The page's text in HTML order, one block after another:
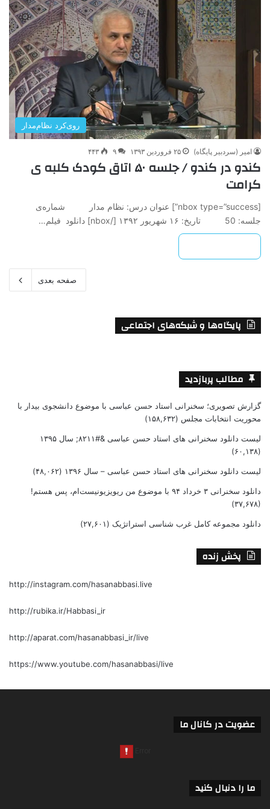
روی‌کرد نظام‌مدار
امیر (سردبیر پایگاه) ۲۵ فروردین ۱۳۹۳ ۹ ۴۴۳
کندو در کندو / جلسه ۵۰ اتاق کودک کلبه ی
کرامت
[nbox type=”success”] عنوان درس: نظام مدار شماره‌ی
جلسه: 50 تاريخ: ۱۶ شهریور ۱۳۹۲ ‌[/nbox] دانلود فیلم…
صفحه بعدی
پایگاه‌ها و شبکه‌های اجتماعی
مطالب پربازدید
گزارش تصویری؛ سخنرانی استاد حسن عباسی با موضوع دانشجوی بیدار با
محوریت انتخابات مجلس (۱۵۸,۶۳۲)
لیست دانلود سخنرانی های استاد حسن عباسی &#۸۲۱۱; سال ۱۳۹۵
(۶۰,۱۳۸)
لیست دانلود سخنرانی های استاد حسن عباسی – سال ۱۳۹۶ (۴۸,۰۶۲)
دانلود سخنرانی ۳ خرداد ۹۴ با موضوع من ریویزیونیست‌ام، پس هستم!
(۳۷,۶۷۸)
دانلود مجموعه کامل غرب شناسی استراتژیک (۲۷,۶۰۱)
پخش زنده
http://instagram.com/hasanabbasi.live
http://rubika.ir/Habbasi_ir
http://aparat.com/hasanabbasi_ir/live
https://www.youtube.com/hasanabbasi/live
عضویت در کانال ما
ما را دنبال کنید